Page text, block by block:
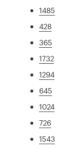
1485
428
365
1732
1294
645
1024
726
1543